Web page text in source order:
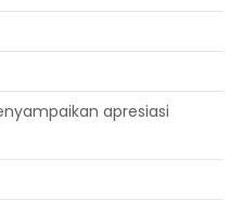
apresiasi